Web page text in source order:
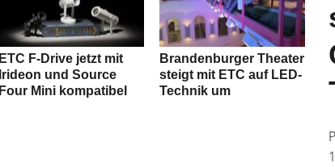
ETC F-Drive jetzt mit
Irideon und Source
Four Mini kompatibel
Brandenburger Theater
steigt mit ETC auf LED-
Technik um